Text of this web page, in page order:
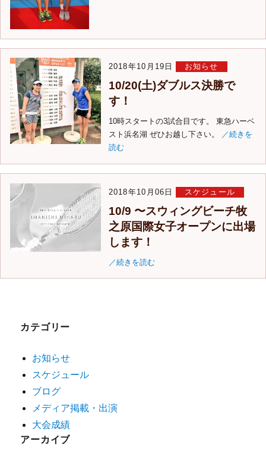
2018年10月19日 お知らせ
10/20(土)ダブルス決勝で
す！
10時スタートの3試合目です。 東急ハーベ
スト浜名湖 ぜひお越し下さい。
／続きを
読む
2018年10月06日 スケジュール
10/9 〜スウィングビーチ牧
之原国際女子オープンに出場
します！
／続きを読む
カテゴリー
お知らせ
スケジュール
ブログ
メディア掲載・出演
大会成績
アーカイブ